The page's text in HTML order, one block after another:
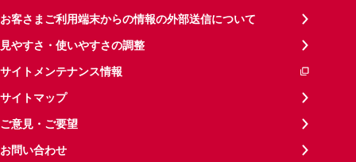
お客さまご利用端末からの情報の外部送信について
見やすさ・使いやすさの調整
サイトメンテナンス情報
サイトマップ
ご意見・ご要望
お問い合わせ